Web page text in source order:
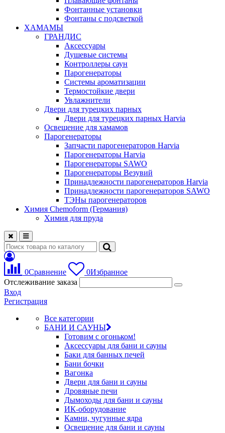
Фонтанные установки
Фонтаны с подсветкой
ХАМАМЫ
ГРАНДИС
Аксессуары
Душевые системы
Контроллеры саун
Парогенераторы
Системы ароматизации
Термостойкие двери
Увлажнители
Двери для турецких парных
Двери для турецких парных Harvia
Освещение для хамамов
Парогенераторы
Запчасти парогенераторов Harvia
Парогенераторы Harvia
Парогенераторы SAWO
Парогенераторы Везувий
Принадлежности парогенераторов Harvia
Принадлежности парогенераторов SAWO
ТЭНы парогенераторов
Химия Chemoform (Германия)
Химия для пруда
0Сравнение 0Избранное
Отслеживание заказа
Вход
Регистрация
Все категории
БАНИ И САУНЫ
Готовим с огоньком!
Аксессуары для бани и сауны
Баки для банных печей
Бани бочки
Вагонка
Двери для бани и сауны
Дровяные печи
Дымоходы для бани и сауны
ИК-оборудование
Камни, чугунные ядра
Освещение для бани и сауны